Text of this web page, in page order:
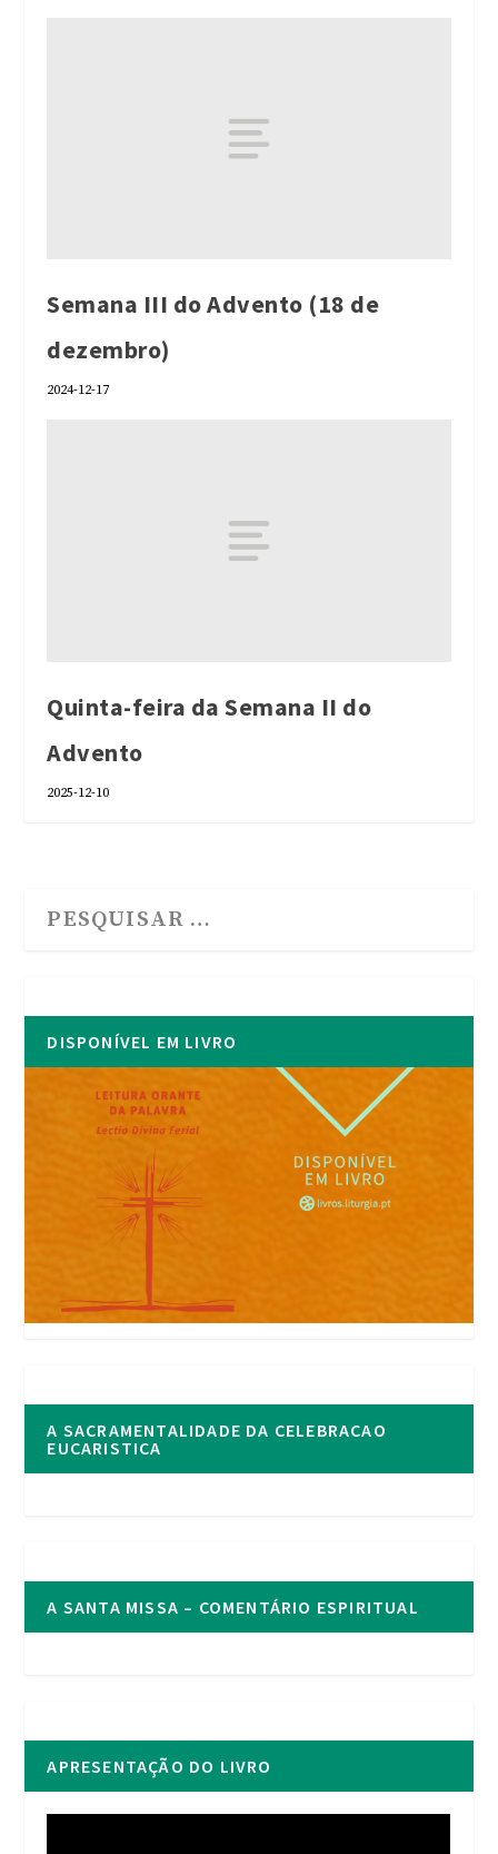
Semana III do Advento (18 de
dezembro)
2024-12-17
Quinta-feira da Semana II do
Advento
2025-12-10
DISPONÍVEL EM LIVRO
A SACRAMENTALIDADE DA CELEBRACAO
EUCARISTICA
A SANTA MISSA – COMENTÁRIO ESPIRITUAL
APRESENTAÇÃO DO LIVRO